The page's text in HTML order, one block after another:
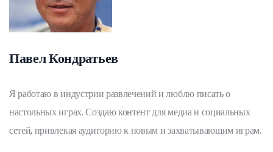
Павел Кондратьев
Я работаю в индустрии развлечений и люблю писать о
настольных играх. Создаю контент для медиа и социальных
сетей, привлекая аудиторию к новым и захватывающим играм.